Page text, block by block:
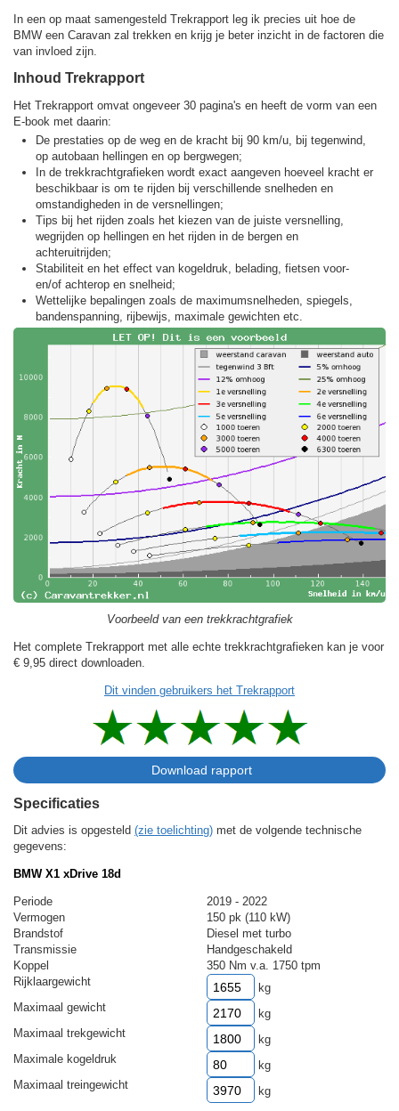
In een op maat samengesteld Trekrapport leg ik precies uit hoe de
BMW een Caravan zal trekken en krijg je beter inzicht in de factoren die
van invloed zijn.
Inhoud Trekrapport
Het Trekrapport omvat ongeveer 30 pagina's en heeft de vorm van een
E-book met daarin:
De prestaties op de weg en de kracht bij 90 km/u, bij tegenwind,
op autobaan hellingen en op bergwegen;
In de trekkracht­grafieken wordt exact aangeven hoeveel kracht er
beschikbaar is om te rijden bij verschillende snelheden en
omstandigheden in de versnellingen;
Tips bij het rijden zoals het kiezen van de juiste versnelling,
wegrijden op hellingen en het rijden in de bergen en
achteruitrijden;
Stabiliteit en het effect van kogeldruk, belading, fietsen voor-
en/of achterop en snelheid;
Wettelijke bepalingen zoals de maximumsnelheden, spiegels,
bandenspanning, rijbewijs, maximale gewichten etc.
Voorbeeld van een trekkrachtgrafiek
Het complete Trekrapport met alle echte trekkrachtgrafieken kan je voor
€ 9,95 direct downloaden.
Dit vinden gebruikers het Trekrapport
Specificaties
Dit advies is opgesteld (zie toelichting) met de volgende technische
gegevens:
BMW X1 xDrive 18d
Periode
2019 - 2022
Vermogen
150 pk (110 kW)
Brandstof
Diesel met turbo
Transmissie
Handgeschakeld
Koppel
350 Nm v.a. 1750 tpm
Rijklaargewicht
kg
Maximaal gewicht
kg
Maximaal trekgewicht
kg
Maximale kogeldruk
kg
Maximaal treingewicht
kg